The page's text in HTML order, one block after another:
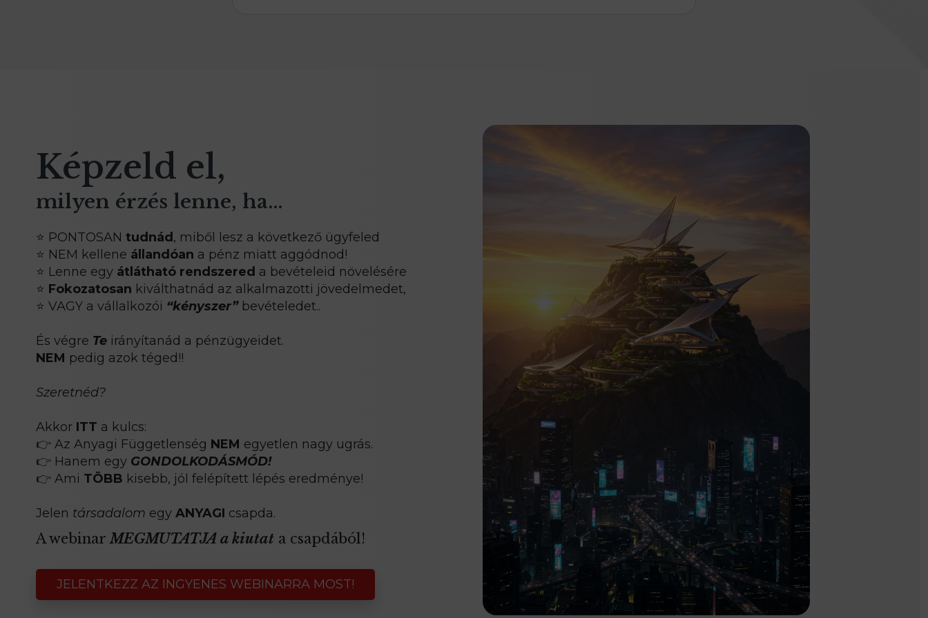
Képzeld el,
milyen érzés lenne, ha…
⭐ PONTOSAN tudnád, miből lesz a következő ügyfeled
⭐ NEM kellene állandóan a pénz miatt aggódnod!
⭐ Lenne egy átlátható rendszered a bevételeid növelésére
⭐ Fokozatosan kiválthatnád az alkalmazotti jövedelmedet,
⭐ VAGY a vállalkozói “kényszer”bevételedet..
És végre Te irányítanád a pénzügyeidet.
NEM pedig azok téged!!
Szeretnéd?
Akkor ITT a kulcs:
👉 Az Anyagi Függetlenség NEM egyetlen nagy ugrás.
👉 Hanem egy GONDOLKODÁSMÓD!
👉 Ami TÖBB kisebb, jól felépített lépés eredménye!
Jelen társadalom egy ANYAGI csapda.
A webinar MEGMUTATJA a kiutat a csapdából!
JELENTKEZZ AZ INGYENES WEBINARRA MOST!